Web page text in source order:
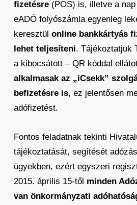
fizetésre(POS) is, illetve a nap
eADÓ folyószámla egyenleg
keresztül online bankkártyás
lehet teljesíteni. Tájékoztatjuk
a kibocsátott – QR kóddal
alkalmasak az „iCsekk”
befizetésre is, ez jelentősen
adófizetést.
Fontos feladatnak tekinti
tájékoztatását, segítését
ügyekben, ezért egyszeri
2015. április 15-től minden
van önkormányzati